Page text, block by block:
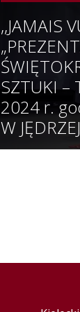
,,JAMAIS
SZTUKI
2024 r.
W